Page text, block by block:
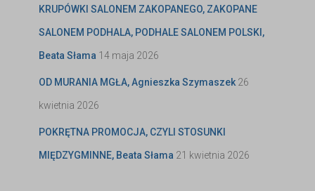
KRUPÓWKI SALONEM ZAKOPANEGO, ZAKOPANE
SALONEM PODHALA, PODHALE SALONEM POLSKI,
Beata Słama 14 maja 2026
OD MURANIA MGŁA, Agnieszka Szymaszek 26
kwietnia 2026
POKRĘTNA PROMOCJA, CZYLI STOSUNKI
MIĘDZYGMINNE, Beata Słama 21 kwietnia 2026